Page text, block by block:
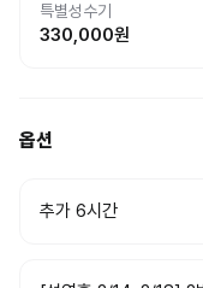
특별성수기
330,000원
옵션
추가 6시간